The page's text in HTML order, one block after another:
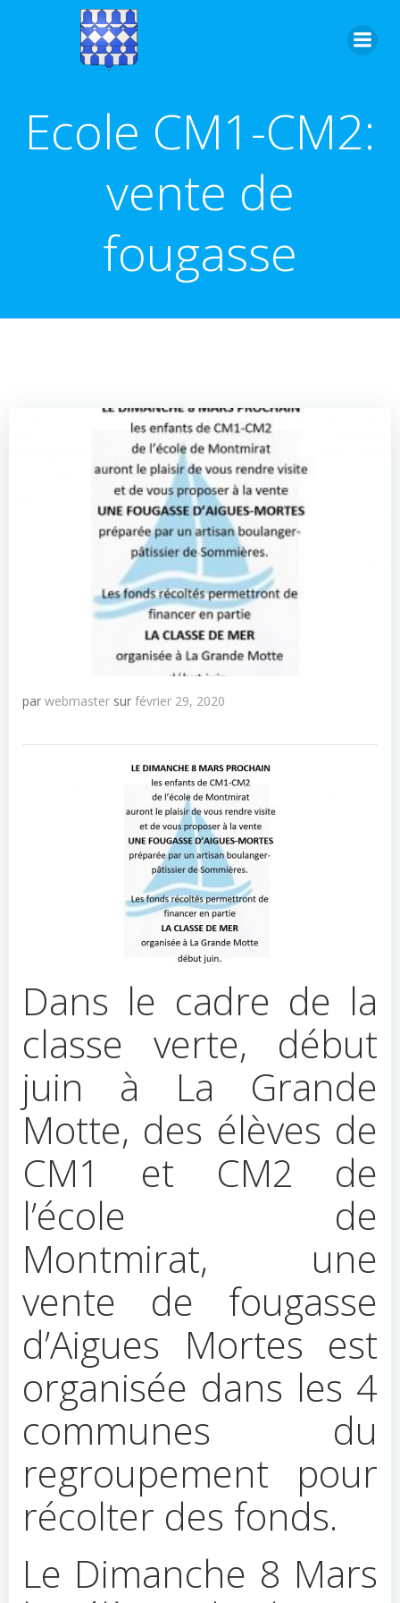
Ecole CM1-CM2:
vente de
fougasse
par webmaster sur février 29, 2020
Dans le cadre de la
classe verte, début
juin à La Grande
Motte, des élèves de
CM1 et CM2 de
l’école de
Montmirat, une
vente de fougasse
d’Aigues Mortes est
organisée dans les 4
communes du
regroupement pour
récolter des fonds.
Le Dimanche 8 Mars